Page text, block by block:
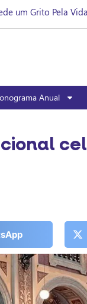
um Grito Pela Vida
Anual